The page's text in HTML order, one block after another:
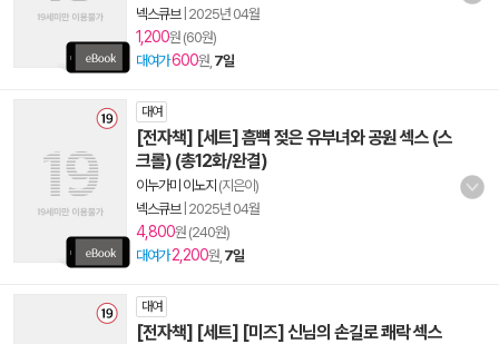
넥스큐브| 2025년 04월
1,200원 (60원)
대여가600원, 7일
대여
[전자책] [세트] 흠뻑 젖은 유부녀와 공원 섹스 (스
크롤) (총12화/완결)
이누가미 이노지 (지은이)
넥스큐브| 2025년 04월
4,800원 (240원)
대여가 2,200원, 7일
대여
[전자책] [세트] [미즈] 신님의 손길로 쾌락 섹스